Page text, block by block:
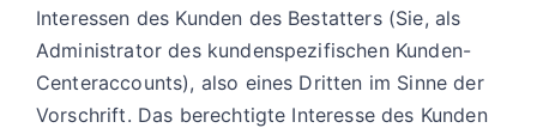
Interessen des Kunden des Bestatters (Sie, als
Administrator des kundenspezifischen Kunden-
Centeraccounts), also eines Dritten im Sinne der
Vorschrift. Das berechtigte Interesse des Kunden